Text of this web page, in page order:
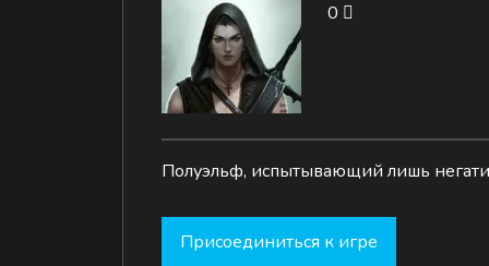
0
Полуэльф, испытывающий лишь
Присоединиться к игре